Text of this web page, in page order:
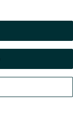
Czat Konto